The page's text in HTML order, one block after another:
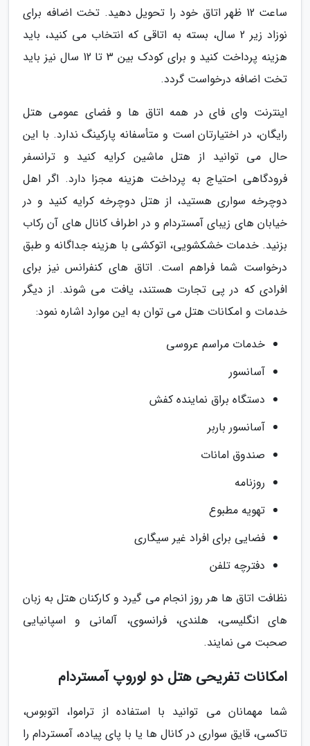
ساعت 12 ظهر اتاق خود را تحویل دهید. تخت اضافه برای
نوزاد زیر 2 سال، بسته به اتاقی که انتخاب می کنید، باید
هزینه پرداخت کنید و برای کودک بین 3 تا 12 سال نیز باید
تخت اضافه درخواست گردد.
اینترنت وای فای در همه اتاق ها و فضای عمومی هتل
رایگان، در اختیارتان است و متأسفانه پارکینگ ندارد. با این
حال می توانید از هتل ماشین کرایه کنید و ترانسفر
فرودگاهی احتیاج به پرداخت هزینه مجزا دارد. اگر اهل
دوچرخه سواری هستید، از هتل دوچرخه کرایه کنید و در
خیابان های زیبای آمستردام و در اطراف کانال های آن رکاب
بزنید. خدمات خشکشویی، اتوکشی با هزینه جداگانه و طبق
درخواست شما فراهم است. اتاق های کنفرانس نیز برای
افرادی که در پی تجارت هستند، یافت می شوند. از دیگر
خدمات و امکانات هتل می توان به این موارد اشاره نمود:
خدمات مراسم عروسی
آسانسور
دستگاه براق نماینده کفش
آسانسور باربر
صندوق امانات
روزنامه
تهویه مطبوع
فضایی برای افراد غیر سیگاری
دفترچه تلفن
نظافت اتاق ها هر روز انجام می گیرد و کارکنان هتل به زبان
های انگلیسی، هلندی، فرانسوی، آلمانی و اسپانیایی
صحبت می نمایند.
امکانات تفریحی هتل دو لوروپ آمستردام
شما مهمانان می توانید با استفاده از تراموا، اتوبوس،
تاکسی، قایق سواری در کانال ها یا با پای پیاده، آمستردام را